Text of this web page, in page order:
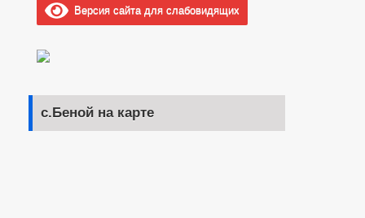
Версия сайта для слабовидящих
с.Беной на карте